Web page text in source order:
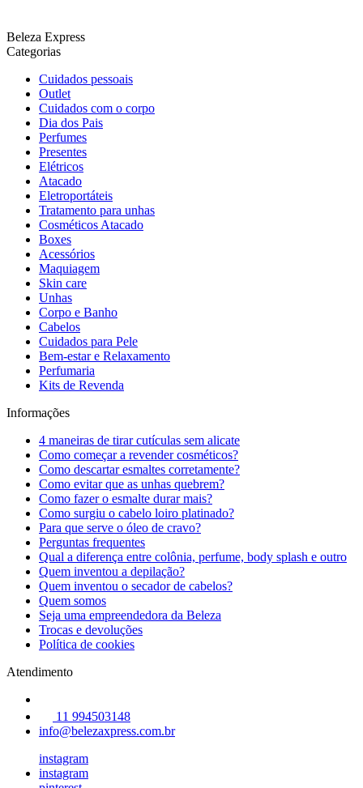
Beleza Express
Categorias
Cuidados pessoais
Outlet
Cuidados com o corpo
Dia dos Pais
Perfumes
Presentes
Elétricos
Atacado
Eletroportáteis
Tratamento para unhas
Cosméticos Atacado
Boxes
Acessórios
Maquiagem
Skin care
Unhas
Corpo e Banho
Cabelos
Cuidados para Pele
Bem-estar e Relaxamento
Perfumaria
Kits de Revenda
Informações
4 maneiras de tirar cutículas sem alicate
Como começar a revender cosméticos?
Como descartar esmaltes corretamente?
Como evitar que as unhas quebrem?
Como fazer o esmalte durar mais?
Como surgiu o cabelo loiro platinado?
Para que serve o óleo de cravo?
Perguntas frequentes
Qual a diferença entre colônia, perfume, body splash e outro
Quem inventou a depilação?
Quem inventou o secador de cabelos?
Quem somos
Seja uma empreendedora da Beleza
Trocas e devoluções
Política de cookies
Atendimento
11 994503148
info@belezaxpress.com.br
instagram
instagram